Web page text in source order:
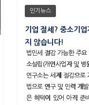
인기뉴스
기업 절세? 중소기
지 않습니다!
법인세 절감 가능한 주
소설립(개인사업자 및 병
연구소는 세제 절감으로
법으로 연구 및 인력 개
은 혜택이 있어 아직 준